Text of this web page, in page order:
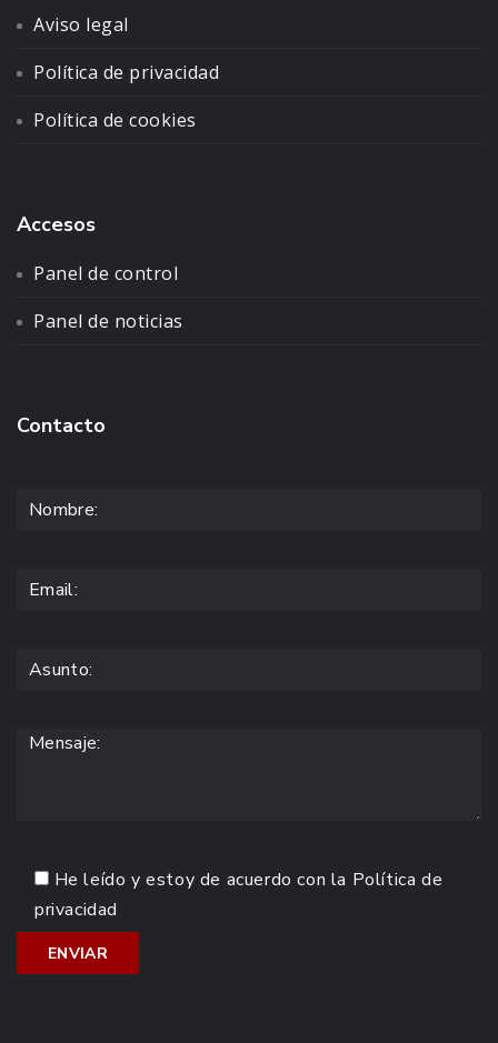
Aviso legal
Política de privacidad
Política de cookies
Accesos
Panel de control
Panel de noticias
Contacto
He leído y estoy de acuerdo con la Política de
privacidad